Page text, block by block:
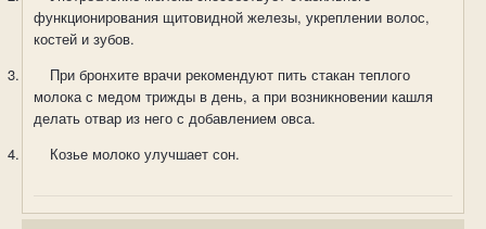
функционирования щитовидной железы, укреплении волос,
костей и зубов.
3.
При бронхите врачи рекомендуют пить стакан теплого
молока с медом трижды в день, а при возникновении кашля
делать отвар из него с добавлением овса.
4.
Козье молоко улучшает сон.